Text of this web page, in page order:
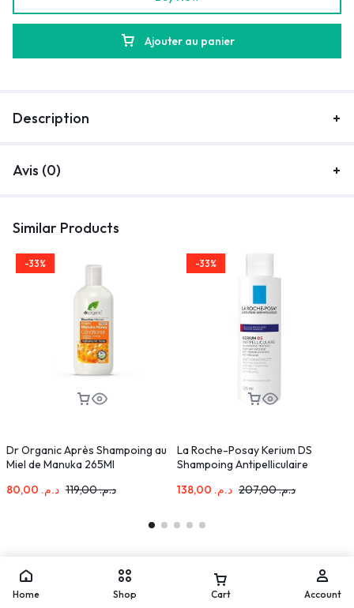
Ajouter au panier
Description
Avis (0)
Similar Products
-33%
Dr Organic Après Shampoing au
Miel de Manuka 265Ml
د.م.
د.م.119,00
-33%
La Roche-Posay Kerium DS
Shampoing Antipelliculaire
Persistantes | 125ml
د.م. د.م.207,00
Home Shop Cart Account